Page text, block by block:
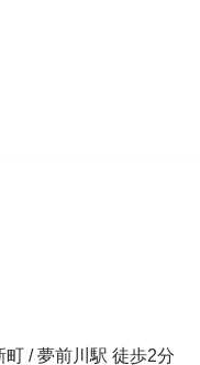
/ 夢前川駅 徒歩2分